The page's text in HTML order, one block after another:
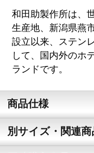
和田助製作所は、
生産地、新潟県燕
設立以来、ステン
して、国内外のホ
ランドです。
商品仕様
別サイズ・関連商